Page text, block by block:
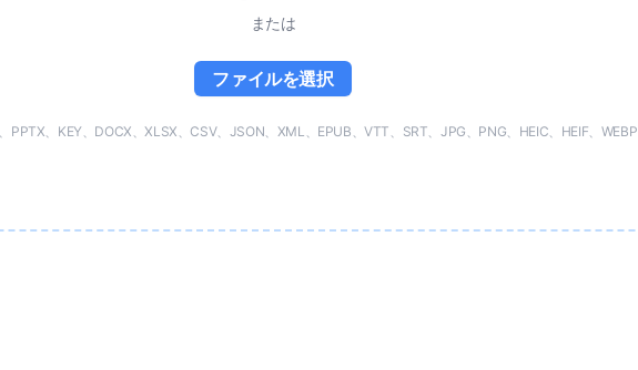
または
ファイルを選択
PPTX、KEY、DOCX、XLSX、CSV、JSON、XML、EPUB、VTT、SRT、JPG、PNG、HEIC、HEIF、WEBP